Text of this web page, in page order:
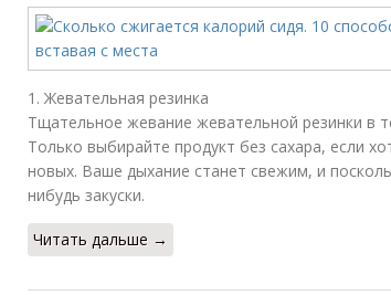
1. Жевательная резинка
Тщательное жевание жевательной резинки в
Только выбирайте продукт без сахара, если
новых. Ваше дыхание станет свежим, и
нибудь закуски.
Читать дальше →